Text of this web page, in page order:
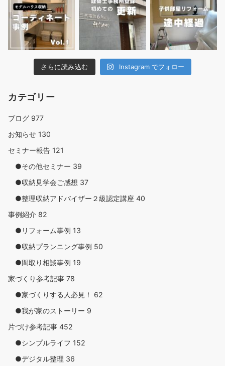
さらに読み込む Instagram でフォロー
カテゴリー
ブログ 977
お知らせ 130
セミナー報告 121
●その他セミナー 39
●収納見学会ご感想 37
●整理収納アドバイザー２級認定講座 40
事例紹介 82
●リフォーム事例 13
●収納プランニング事例 50
●間取り相談事例 19
家づくり参考記事 78
●家づくりする人必見！ 62
●我が家のストーリー 9
片づけ参考記事 452
●シンプルライフ 152
●デジタル整理 36